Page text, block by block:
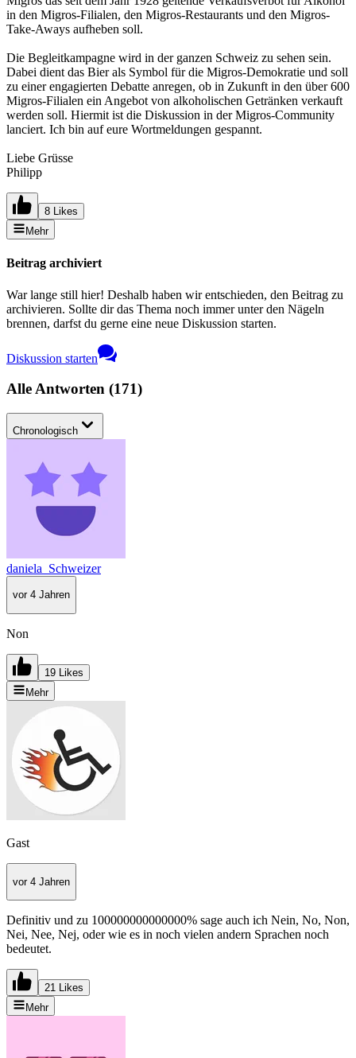
in den Migros-Filialen, den Migros-Restaurants und den Migros-
Take-Aways aufheben soll.
Die Begleitkampagne wird in der ganzen Schweiz zu sehen sein.
Dabei dient das Bier als Symbol für die Migros-Demokratie und soll
zu einer engagierten Debatte anregen, ob in Zukunft in den über 600
Migros-Filialen ein Angebot von alkoholischen Getränken verkauft
werden soll. Hiermit ist die Diskussion in der Migros-Community
lanciert. Ich bin auf eure Wortmeldungen gespannt.
Liebe Grüsse
Philipp
8 Likes
Mehr
Beitrag archiviert
War lange still hier! Deshalb haben wir entschieden, den Beitrag zu
archivieren. Sollte dir das Thema noch immer unter den Nägeln
brennen, darfst du gerne eine neue Diskussion starten.
Diskussion starten
Alle Antworten (171)
Chronologisch
daniela_Schweizer
vor 4 Jahren
Non
19 Likes
Mehr
Gast
vor 4 Jahren
Definitiv und zu 100000000000000% sage auch ich Nein, No, Non,
Nei, Nee, Nej, oder wie es in noch vielen andern Sprachen noch
bedeutet.
21 Likes
Mehr